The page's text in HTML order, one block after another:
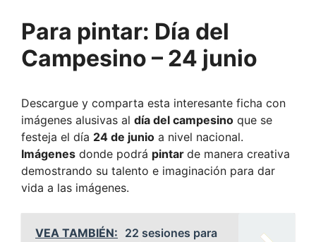
Para pintar: Día del
Campesino – 24 junio
Descargue y comparta esta interesante ficha con
imágenes alusivas al día del campesino que se
festeja el día 24 de junio a nivel nacional.
Imágenes donde podrá pintar de manera creativa
demostrando su talento e imaginación para dar
vida a las imágenes.
VEA TAMBIÉN: 22 sesiones para